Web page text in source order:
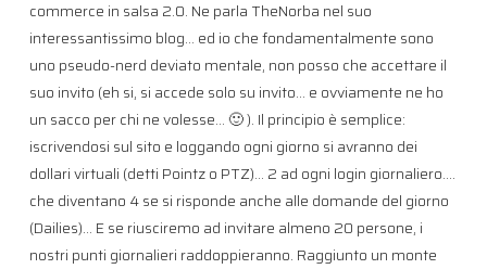
commerce in salsa 2.0. Ne parla TheNorba nel suo
interessantissimo blog… ed io che fondamentalmente sono
uno pseudo-nerd deviato mentale, non posso che accettare il
suo invito (eh si, si accede solo su invito… e ovviamente ne ho
un sacco per chi ne volesse… 🙂 ). Il principio è semplice:
iscrivendosi sul sito e loggando ogni giorno si avranno dei
dollari virtuali (detti Pointz o PTZ)… 2 ad ogni login giornaliero….
che diventano 4 se si risponde anche alle domande del giorno
(Dailies)… E se riusciremo ad invitare almeno 20 persone, i
nostri punti giornalieri raddoppieranno. Raggiunto un monte